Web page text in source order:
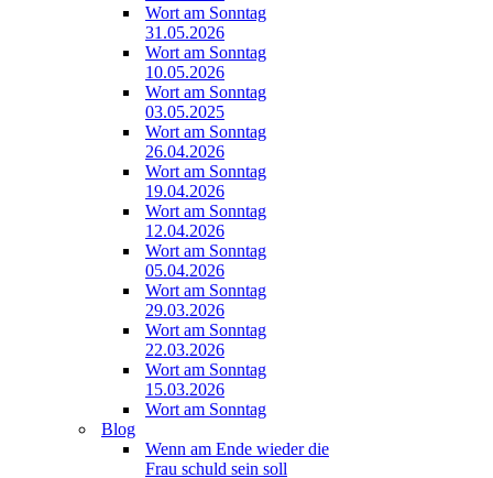
Wort am Sonntag
31.05.2026
Wort am Sonntag
10.05.2026
Wort am Sonntag
03.05.2025
Wort am Sonntag
26.04.2026
Wort am Sonntag
19.04.2026
Wort am Sonntag
12.04.2026
Wort am Sonntag
05.04.2026
Wort am Sonntag
29.03.2026
Wort am Sonntag
22.03.2026
Wort am Sonntag
15.03.2026
Wort am Sonntag
Blog
Wenn am Ende wieder die
Frau schuld sein soll